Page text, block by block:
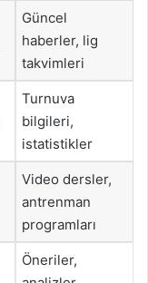
Güncel
haberler, lig
takvimleri
Turnuva
bilgileri,
istatistikler
Video dersler,
antrenman
programları
Öneriler,